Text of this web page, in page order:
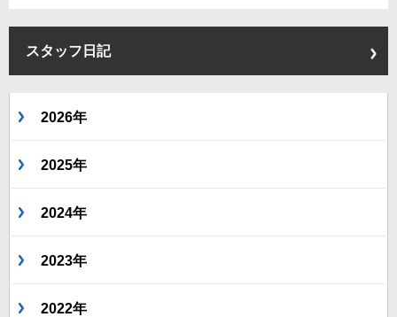
スタッフ日記
2026年
2025年
2024年
2023年
2022年